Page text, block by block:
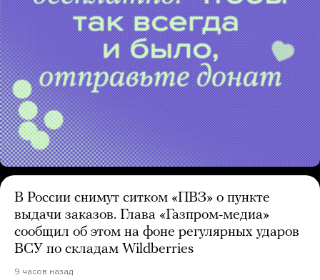
В России снимут ситком «ПВЗ» о пункте
выдачи заказов. Глава «Газпром-медиа»
сообщил об этом на фоне регулярных ударов
ВСУ по складам Wildberries
9 часов назад